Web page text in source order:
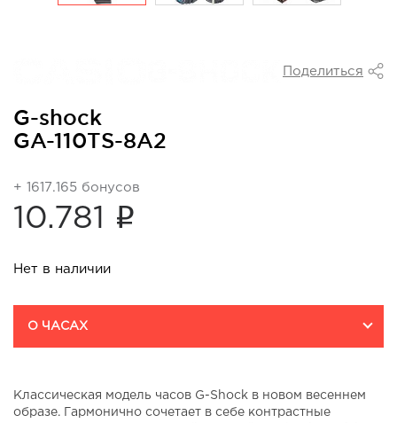
Поделиться
G-shock
GA-110TS-8A2
+ 1617.165 бонусов
10.781 i
Нет в наличии
О ЧАСАХ
Классическая модель часов G-Shock в новом весеннем
образе. Гармонично сочетает в себе контрастные